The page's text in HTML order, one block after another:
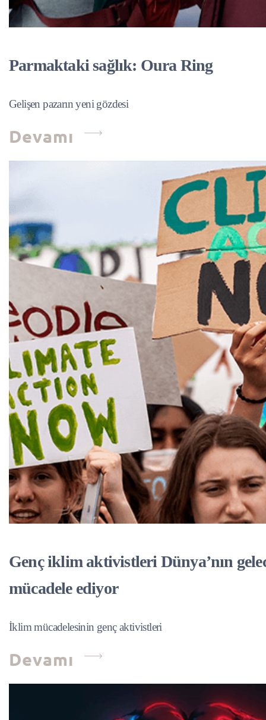
Parmaktaki sağlık: Oura Ring
Gelişen pazarın yeni gözdesi
Devamı
Genç iklim aktivistleri Dünya’nın
mücadele ediyor
İklim mücadelesinin genç aktivistleri
Devamı